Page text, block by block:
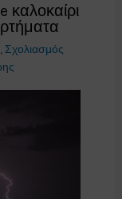
, Σχολιασμός